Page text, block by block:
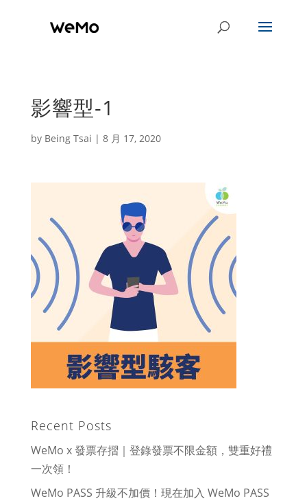
影響型-1
by Being Tsai | 8 月 17, 2020
Recent Posts
WeMo x 發票存摺｜登錄發票不限金額，雙重好禮
一次領！
WeMo PASS 升級不加價！現在加入 WeMo PASS